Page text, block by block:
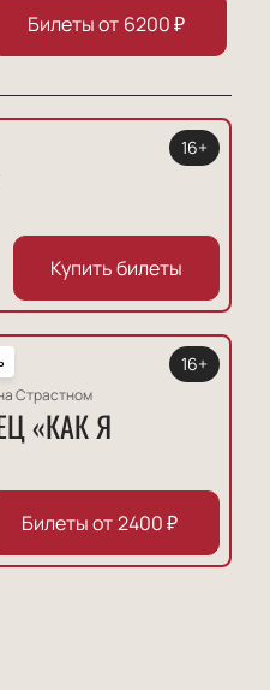
Билеты от 6200₽
16+
Купить билеты
Страстном
«КАК Я
16+
Билеты от2400₽